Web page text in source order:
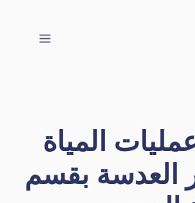
القائمة
عمليات المياة
العدسة بقسم